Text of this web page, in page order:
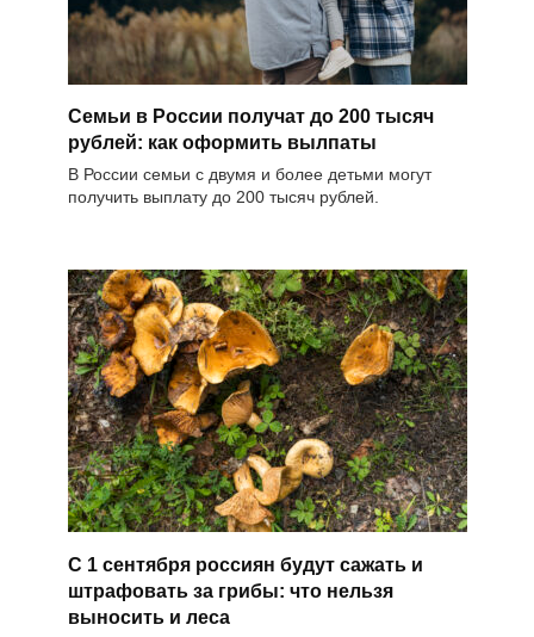
Семьи в России получат до 200 тысяч
рублей: как оформить вылпаты
В России семьи с двумя и более детьми могут
получить выплату до 200 тысяч рублей.
С 1 сентября россиян будут сажать и
штрафовать за грибы: что нельзя
выносить и леса